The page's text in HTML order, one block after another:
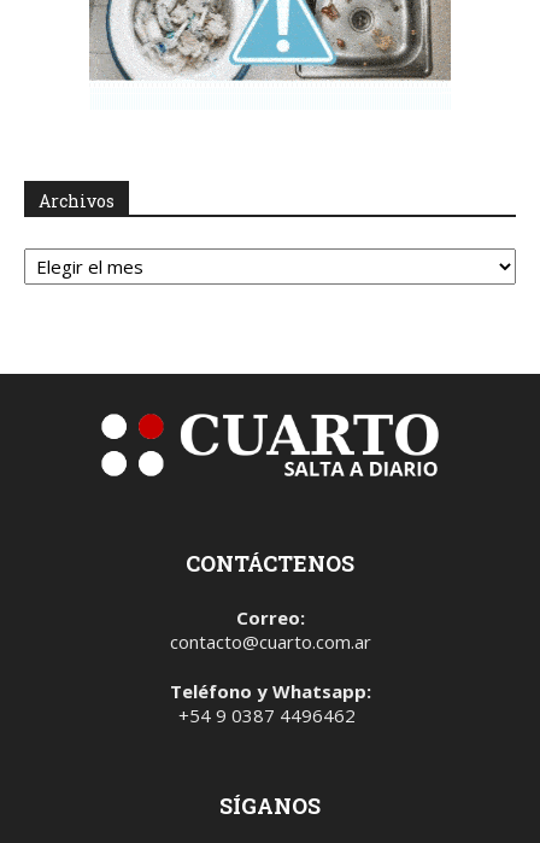
Archivos
Archivos
CONTÁCTENOS
Correo:
contacto@cuarto.com.ar
Teléfono y Whatsapp:
+54 9 0387 4496462
SÍGANOS